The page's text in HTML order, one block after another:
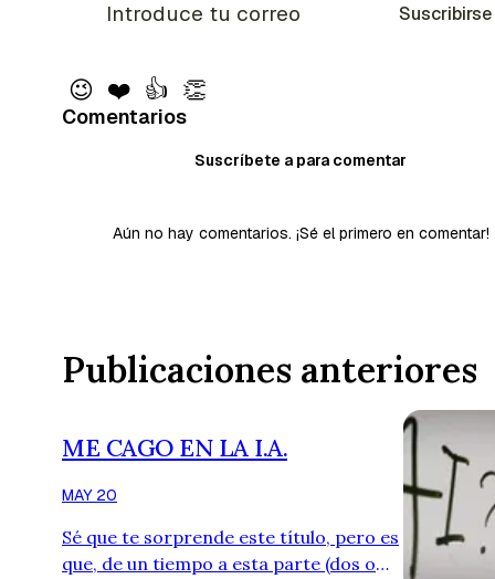
Suscribirse
😉 ❤️ 👍 👏
Comentarios
Suscríbete a para comentar
Aún no hay comentarios. ¡Sé el primero en comentar!
Publicaciones anteriores
ME CAGO EN LA I.A.
MAY 20
Sé que te sorprende este título, pero es
que, de un tiempo a esta parte (dos o